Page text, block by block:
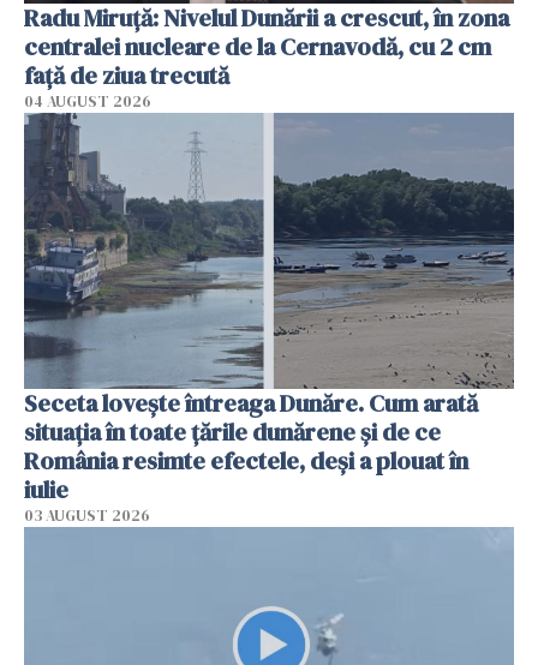
Radu Miruţă: Nivelul Dunării a crescut, în zona
centralei nucleare de la Cernavodă, cu 2 cm
faţă de ziua trecută
04 AUGUST 2026
Seceta lovește întreaga Dunăre. Cum arată
situația în toate țările dunărene și de ce
România resimte efectele, deși a plouat în
iulie
03 AUGUST 2026